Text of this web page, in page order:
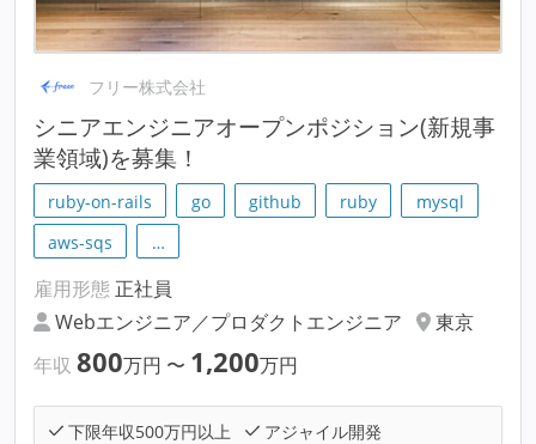
フリー株式会社
シニアエンジニアオープンポジション(新規事
業領域)を募集！
ruby-on-rails go github ruby
mysql
aws-sqs
…
雇用形態 正社員
Webエンジニア／プロダクトエンジニア
東京
年収 800万円 〜 1,200万円
下限年収500万円以上
アジャイル開発